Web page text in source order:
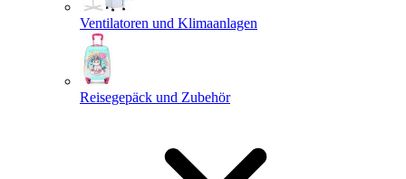
Ventilatoren und Klimaanlagen
Reisegepäck und Zubehör